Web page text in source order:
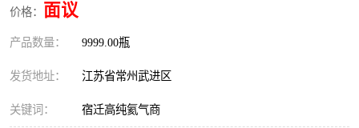
价格： 面议
产品数量： 9999.00瓶
发货地址： 江苏省常州武进区
关键词： 宿迁高纯氦气商